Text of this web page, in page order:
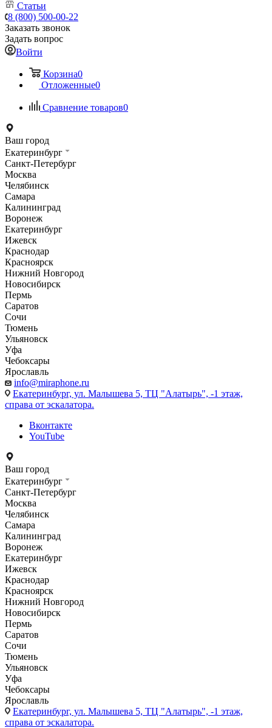
Статьи
8 (800) 500-00-22
Заказать звонок
Задать вопрос
Войти
Корзина0
Отложенные0
Сравнение товаров0
Ваш город
Екатеринбург
Санкт-Петербург
Москва
Челябинск
Самара
Калининград
Воронеж
Екатеринбург
Ижевск
Краснодар
Красноярск
Нижний Новгород
Новосибирск
Пермь
Саратов
Сочи
Тюмень
Ульяновск
Уфа
Чебоксары
Ярославль
info@miraphone.ru
Екатеринбург, ул. Малышева 5, ТЦ "Алатырь", -1 этаж,
справа от эскалатора.
Вконтакте
YouTube
Ваш город
Екатеринбург
Санкт-Петербург
Москва
Челябинск
Самара
Калининград
Воронеж
Екатеринбург
Ижевск
Краснодар
Красноярск
Нижний Новгород
Новосибирск
Пермь
Саратов
Сочи
Тюмень
Ульяновск
Уфа
Чебоксары
Ярославль
Екатеринбург, ул. Малышева 5, ТЦ "Алатырь", -1 этаж,
справа от эскалатора.